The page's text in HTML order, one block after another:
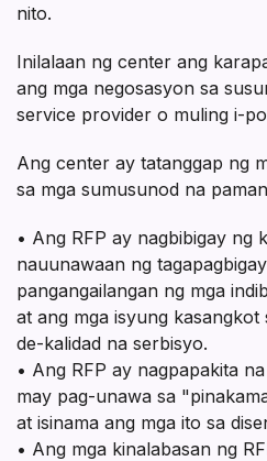
nito.
Inilalaan ng center ang
ang mga negosasyon sa
service provider o muling i-
Ang center ay tatanggap ng
sa mga sumusunod na
• Ang RFP ay nagbibigay ng
nauunawaan ng
pangangailangan ng mga
at ang mga isyung kasangkot
de-kalidad na serbisyo.
• Ang RFP ay nagpapakita
may pag-unawa sa
at isinama ang mga ito sa
• Ang mga kinalabasan ng